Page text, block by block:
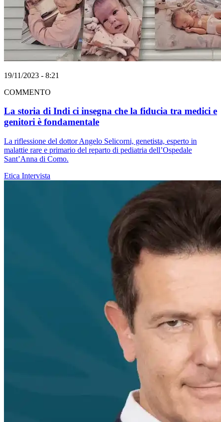
19/11/2023 - 8:21
COMMENTO
La storia di Indi ci insegna che la fiducia tra medici e
genitori è fondamentale
La riflessione del dottor Angelo Selicorni, genetista, esperto in
malattie rare e primario del reparto di pediatria dell’Ospedale
Sant’Anna di Como.
Etica Intervista